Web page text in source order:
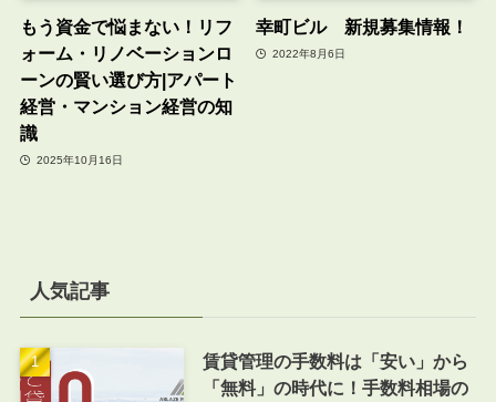
もう資金で悩まない！リフ
ォーム・リノベーションロ
ーンの賢い選び方|アパート
経営・マンション経営の知
識
2025年10月16日
幸町ビル 新規募集情報！
2022年8月6日
人気記事
賃貸管理の手数料は「安い」から
「無料」の時代に！手数料相場の